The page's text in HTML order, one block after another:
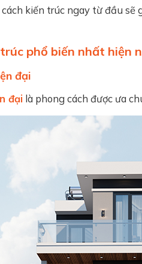
kiến trúc ngay từ đầu
phổ biến nhất hiện
đại
đại là phong cách được ưa